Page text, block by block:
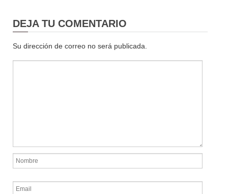
DEJA TU COMENTARIO
Su dirección de correo no será publicada.